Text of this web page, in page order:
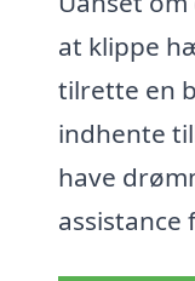
at klippe
tilrette en
indhente
have
assistance